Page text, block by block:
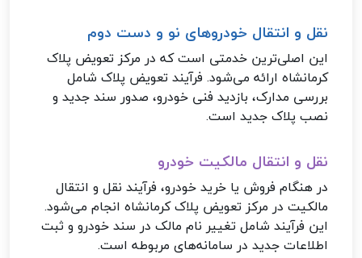
نقل و انتقال خودروهای نو و دست دوم
این اصلی‌ترین خدمتی است که در مرکز تعویض پلاک
کرمانشاه ارائه می‌شود. فرآیند تعویض پلاک شامل
بررسی مدارک، بازدید فنی خودرو، صدور سند جدید و
نصب پلاک جدید است.
نقل و انتقال مالکیت خودرو
در هنگام فروش یا خرید خودرو، فرآیند نقل و انتقال
مالکیت در مرکز تعویض پلاک کرمانشاه انجام می‌شود.
این فرآیند شامل تغییر نام مالک در سند خودرو و ثبت
اطلاعات جدید در سامانه‌های مربوطه است.